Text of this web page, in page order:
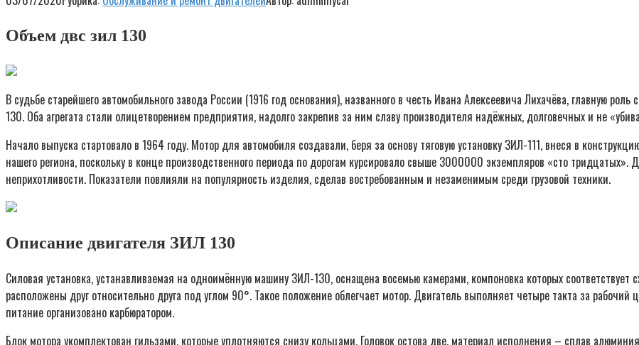
Объем двс зил 130
В судьбе старейшего автомобильного завода России (1916 год основания), названного в честь Ивана Алексеевича Лихачёва, главную
130. Оба агрегата стали олицетворением предприятия, надолго закрепив за ним славу производителя надёжных, долговечных и не
Начало выпуска стартовало в 1964 году. Мотор для автомобиля создавали, беря за основу тяговую установку ЗИЛ-111, внеся в
нашего региона, поскольку в конце производственного периода по дорогам курсировало свыше 3000000 экземпляров «сто
неприхотливости. Показатели повлияли на популярность изделия, сделав востребованным и незаменимым среди грузовой техники.
Описание двигателя ЗИЛ 130
Силовая установка, устанавливаемая на одноимённую машину ЗИЛ-130, оснащена восемью камерами, компоновка которых
расположены друг относительно друга под углом 90°. Такое положение облегчает мотор. Двигатель выполняет четыре такта за
питание организовано карбюратором.
Блок мотора укомплектован гильзами, которые уплотняются снизу кольцами. Головок остова две, материал исполнения – сплав